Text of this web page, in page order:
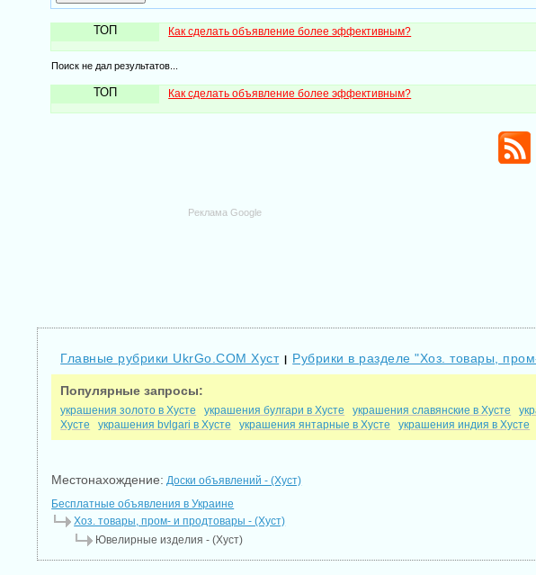
ТОП Как сделать объявление более эффективным?
Поиск не дал результатов...
ТОП Как сделать объявление более эффективным?
Реклама Google
Главные рубрики UkrGo.COM Хуст | Рубрики в разделе "Хоз. товары,
Популярные запросы:
украшения золото в Хусте украшения булгари в Хусте украшения славянские в Хусте
Хусте
украшения bvlgari в Хусте украшения янтарные в Хусте украшения индия в Хусте
Местонахождение: Доски объявлений - (Хуст)
Бесплатные объявления в Украине
Хоз. товары, пром- и продтовары - (Хуст)
Ювелирные изделия - (Хуст)